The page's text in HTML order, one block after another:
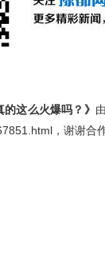
这么火爆吗？》 由
，谢谢合